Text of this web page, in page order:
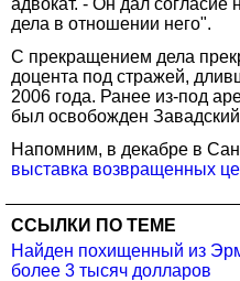
дела в отношении него".
С прекращением дела
доцента под стражей,
2006 года. Ранее из-под
был освобожден
Напомним, в декабре в
выставка возвращенных
ССЫЛКИ ПО ТЕМЕ
Найден похищенный из
более 3 тысяч долларов